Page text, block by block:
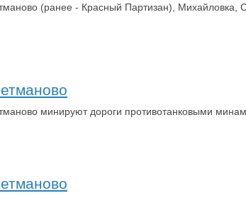
(ранее - Красный Партизан),
минируют дороги противотанковыми